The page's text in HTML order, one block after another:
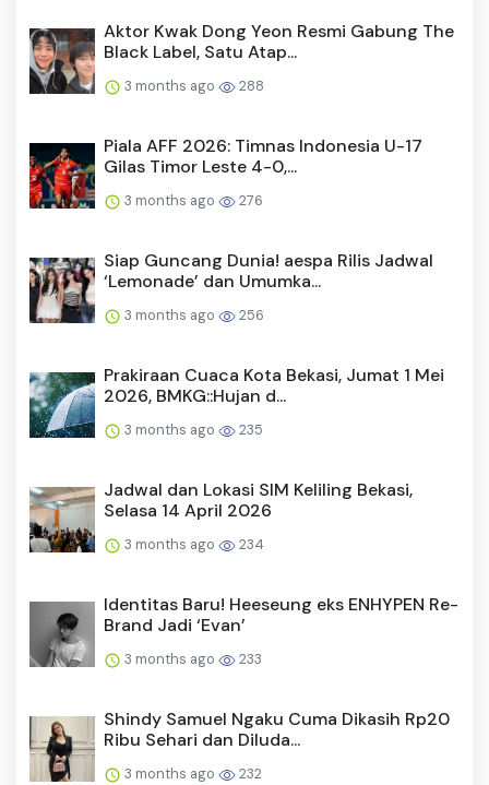
Aktor Kwak Dong Yeon Resmi Gabung The
Black Label, Satu Atap...
3 months ago 288
Piala AFF 2026: Timnas Indonesia U-17
Gilas Timor Leste 4-0,...
3 months ago 276
Siap Guncang Dunia! aespa Rilis Jadwal
‘Lemonade’ dan Umumka...
3 months ago 256
Prakiraan Cuaca Kota Bekasi, Jumat 1 Mei
2026, BMKG::Hujan d...
3 months ago 235
Jadwal dan Lokasi SIM Keliling Bekasi,
Selasa 14 April 2026
3 months ago 234
Identitas Baru! Heeseung eks ENHYPEN Re-
Brand Jadi ‘Evan’
3 months ago 233
Shindy Samuel Ngaku Cuma Dikasih Rp20
Ribu Sehari dan Diluda...
3 months ago 232